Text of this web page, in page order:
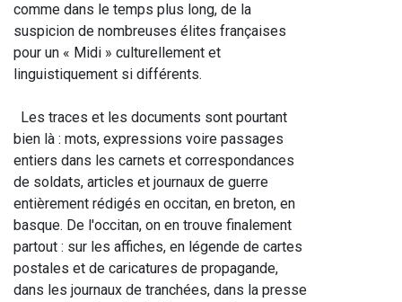
comme dans le temps plus long, de la
suspicion de nombreuses élites françaises
pour un « Midi » culturellement et
linguistiquement si différents.
bien là : mots, expressions voire passages
entiers dans les carnets et correspondances
de soldats, articles et journaux de guerre
entièrement rédigés en occitan, en breton, en
basque. De l'occitan, on en trouve finalement
partout : sur les affiches, en légende de cartes
postales et de caricatures de propagande,
dans les journaux de tranchées, dans la presse